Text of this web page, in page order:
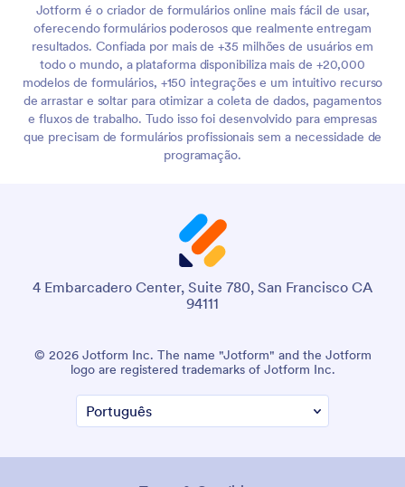
Jotform é o criador de formulários online mais fácil de usar,
oferecendo formulários poderosos que realmente entregam
resultados. Confiada por mais de +35 milhões de usuários em
todo o mundo, a plataforma disponibiliza mais de +20,000
modelos de formulários, +150 integrações e um intuitivo recurso
de arrastar e soltar para otimizar a coleta de dados, pagamentos
e fluxos de trabalho. Tudo isso foi desenvolvido para empresas
que precisam de formulários profissionais sem a necessidade de
programação.
4 Embarcadero Center, Suite 780, San Francisco CA
94111
© 2026 Jotform Inc. The name "Jotform" and the Jotform
logo are registered trademarks of Jotform Inc.